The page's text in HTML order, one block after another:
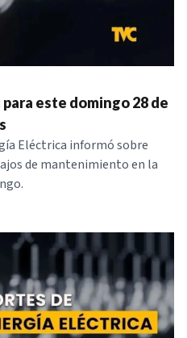
este domingo 28 de
Eléctrica informó sobre
de mantenimiento en la